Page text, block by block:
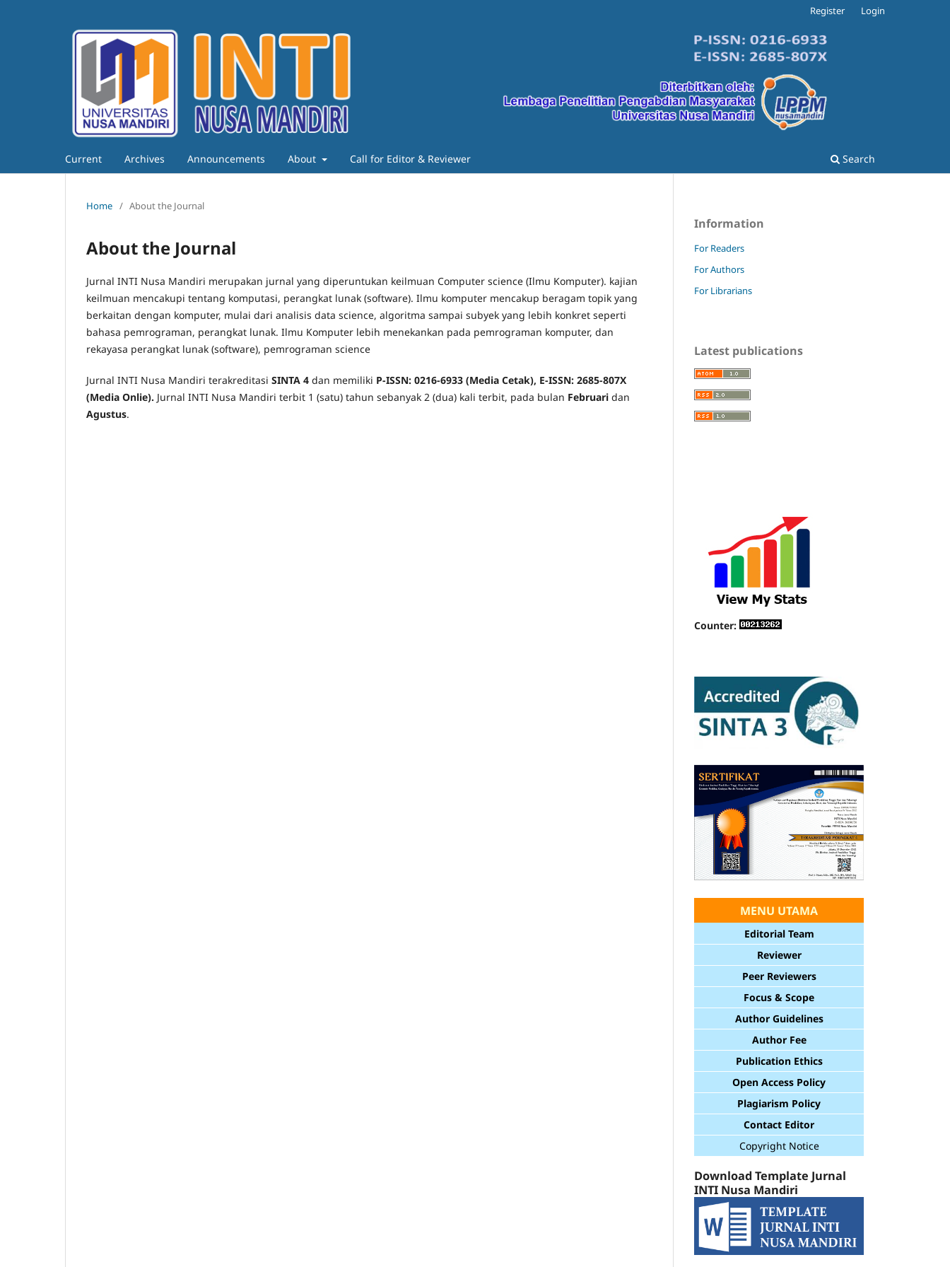
Current Archives Announcements About Call for Editor & Reviewer Search
Register Login
Home / About the Journal
About the Journal
Jurnal INTI Nusa Mandiri merupakan jurnal yang diperuntukan keilmuan Computer science (Ilmu Komputer). kajian
keilmuan mencakupi tentang komputasi, perangkat lunak (software). Ilmu komputer mencakup beragam topik yang
berkaitan dengan komputer, mulai dari analisis data science, algoritma sampai subyek yang lebih konkret seperti
bahasa pemrograman, perangkat lunak. Ilmu Komputer lebih menekankan pada pemrograman komputer, dan
rekayasa perangkat lunak (software), pemrograman science
Jurnal INTI Nusa Mandiri terakreditasi SINTA 4 dan memiliki P-ISSN: 0216-6933 (Media Cetak), E-ISSN: 2685-807X
(Media Onlie). Jurnal INTI Nusa Mandiri terbit 1 (satu) tahun sebanyak 2 (dua) kali terbit, pada bulan Februari dan
Agustus.
Information
For Readers
For Authors
For Librarians
Latest publications
Counter:
MENU UTAMA
Editorial Team
Reviewer
Peer Reviewers
Focus & Scope
Author Guidelines
Author Fee
Publication Ethics
Open Access Policy
Plagiarism Policy
Contact Editor
Copyright Notice
Download Template Jurnal
INTI Nusa Mandiri